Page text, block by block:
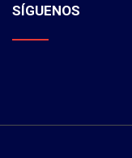
SÍGUENOS